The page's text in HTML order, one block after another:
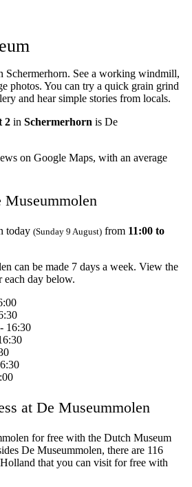
Schermerhorn. See a working windmill,
photos. You can try a quick grain grind
and hear simple stories from locals.
2 in Schermerhorn is De
on Google Maps, with an average
Museummolen
today (Sunday 9 August) from 11:00 to
can be made 7 days a week. View the
each day below.
16:30
at De Museummolen
for free with the Dutch Museum
De Museummolen, there are 116
that you can visit for free with